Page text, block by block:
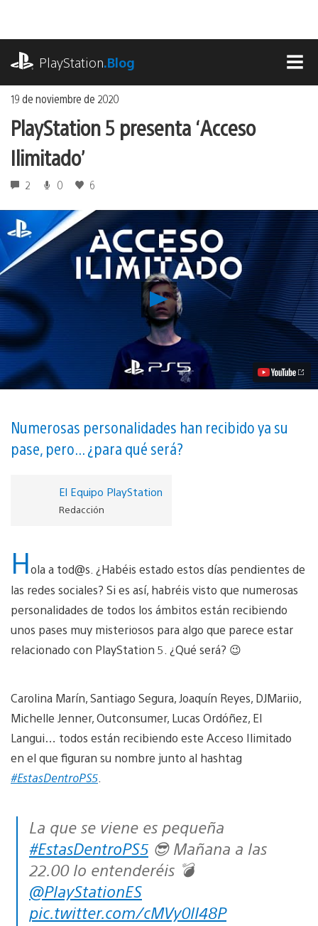
contenido
PlayStation.Blog
19 de noviembre de 2020
PlayStation 5 presenta ‘Acceso
Ilimitado’
2 0 6
Reproducir
PlayStation
5
presenta
‘Acceso
Ilimitado’
vídeo
Numerosas personalidades han recibido ya su
pase, pero... ¿para qué será?
El Equipo PlayStation
Redacción
Hola a tod@s. ¿Habéis estado estos días pendientes de
las redes sociales? Si es así, habréis visto que numerosas
personalidades de todos los ámbitos están recibiendo
unos pases muy misteriosos para algo que parece estar
relacionado con PlayStation 5. ¿Qué será? 😉
Carolina Marín, Santiago Segura, Joaquín Reyes, DJMariio,
Michelle Jenner, Outconsumer, Lucas Ordóñez, El
Langui… todos están recibiendo este Acceso Ilimitado
en el que figuran su nombre junto al hashtag
#EstasDentroPS5
La que se viene es pequeña
#EstasDentroPS5 😎 Mañana a las
22.00 lo entenderéis 💣
@PlayStationES
pic.twitter.com/cMVy0lI48P